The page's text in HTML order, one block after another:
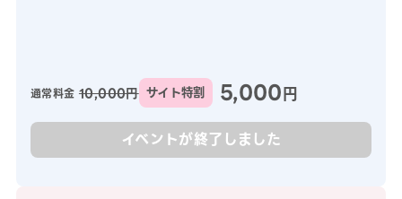
通常料金 10,000円 サイト特割 5,000円
イベントが終了しました